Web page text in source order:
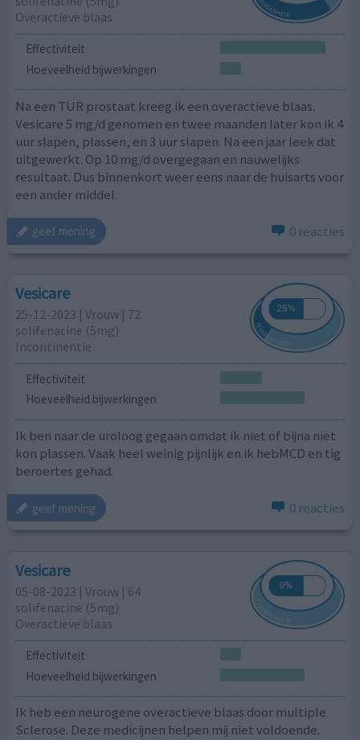
Overactieve blaas
Effectiviteit
Hoeveelheid bijwerkingen
Na een TUR prostaat kreeg ik een overactieve blaas.
Vesicare 5 mg/d genomen en twee maanden later kon ik 4
uur slapen, plassen, en 3 uur slapen. Na een jaar leek dat
uitgewerkt. Op 10 mg/d overgegaan en nauwelijks
resultaat. Dus binnenkort weer eens naar de huisarts voor
een ander middel.
geef mening 0 reacties
Vesicare
25-12-2023 | Vrouw | 72
solifenacine (5mg)
Incontinentie
Effectiviteit
Hoeveelheid bijwerkingen
Ik ben naar de uroloog gegaan omdat ik niet of bijna niet
kon plassen. Vaak heel weinig pijnlijk en.ik hebMCD en tig
beroertes gehad.
geef mening 0 reacties
Vesicare
05-08-2023 | Vrouw | 64
solifenacine (5mg)
Overactieve blaas
Effectiviteit
Hoeveelheid bijwerkingen
Ik heb een neurogene overactieve blaas door multiple
Sclerose. Deze medicijnen helpen mij niet voldoende.